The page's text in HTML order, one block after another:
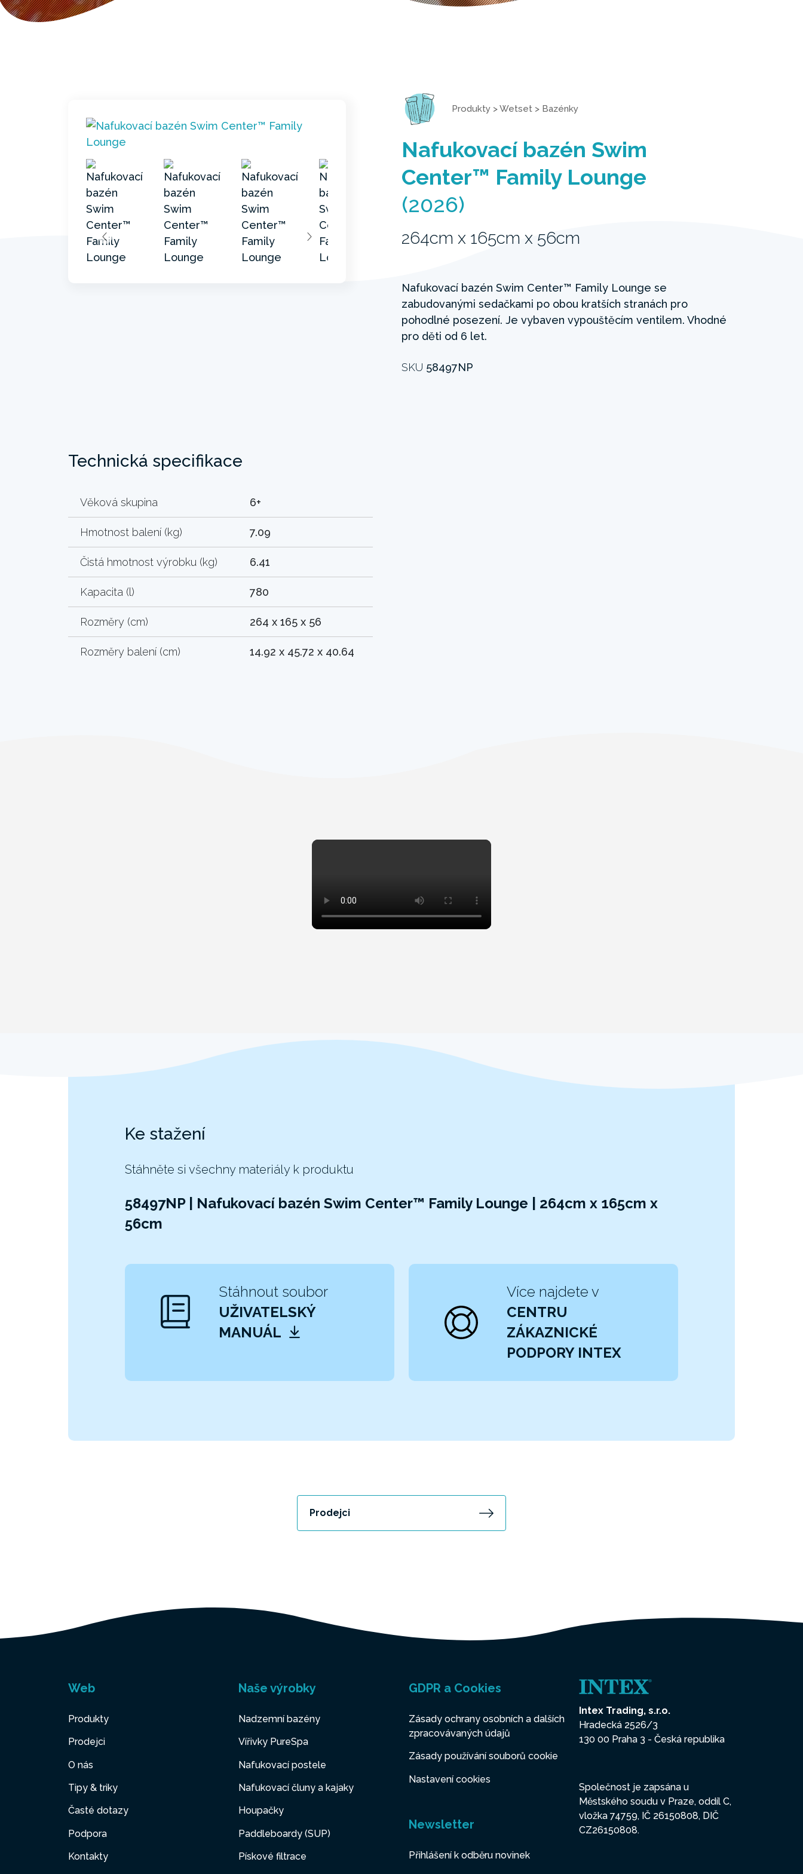
Produkty >Wetset > Bazénky
Nafukovací bazén Swim
Center™ Family Lounge
(2026)
264cm x 165cm x 56cm
Nafukovací bazén Swim Center™ Family Lounge se
zabudovanými sedačkami po obou kratších stranách pro
pohodlné posezení. Je vybaven vypouštěcím ventilem. Vhodné
pro děti od 6 let.
SKU 58497NP
Technická specifikace
Věková skupina 6+
Hmotnost balení (kg) 7.09
Čistá hmotnost výrobku (kg) 6.41
Kapacita (l) 780
Rozměry (cm) 264 x 165 x 56
Rozměry balení (cm) 14.92 x 45.72 x 40.64
Ke stažení
Stáhněte si všechny materiály k produktu
58497NP | Nafukovací bazén Swim Center™ Family Lounge | 264cm x 165cm x
56cm
Stáhnout soubor
UŽIVATELSKÝ
MANUÁL
Více najdete v
CENTRU
ZÁKAZNICKÉ
PODPORY INTEX
Prodejci
Web
Produkty
Prodejci
O nás
Tipy & triky
Časté dotazy
Podpora
Kontakty
Naše výrobky
Nadzemní bazény
Vířivky PureSpa
Nafukovací postele
Nafukovací čluny a kajaky
Houpačky
Paddleboardy (SUP)
Pískové filtrace
GDPR a Cookies
Zásady ochrany osobních a dalších
zpracovávaných údajů
Zásady používání souborů cookie
Nastavení cookies
Newsletter
Přihlášení k odběru novinek
Intex Trading, s.r.o.
Hradecká 2526/3
130 00 Praha 3 - Česká republika
Společnost je zapsána u
Městského soudu v Praze, oddíl C,
vložka 74759, IČ 26150808, DIČ
CZ26150808.